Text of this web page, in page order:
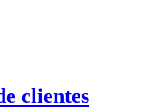
clientes